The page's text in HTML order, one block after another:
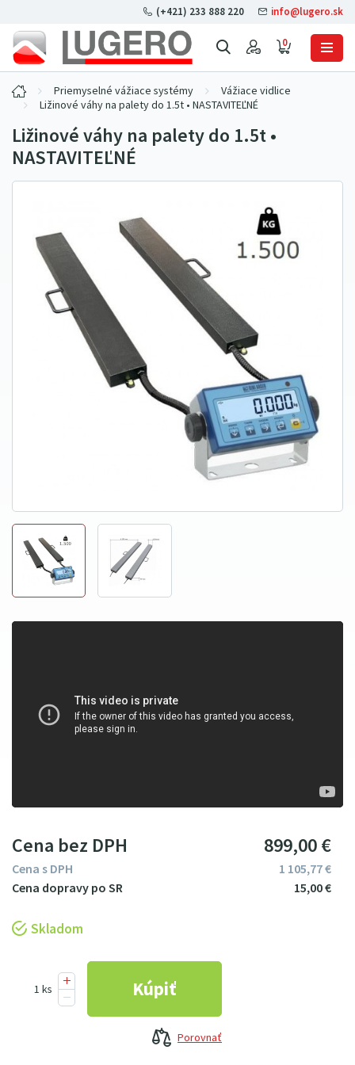
0
(+421) 233 888 220 info@lugero.sk
Priemyselné vážiace systémy
Vážiace vidlice
Ližinové váhy na palety do 1.5t • NASTAVITEĽNÉ
Ližinové váhy na palety do 1.5t •
NASTAVITEĽNÉ
Skladom
Cena bez DPH 899 00€
Cena s DPH 1 105 77€
15 00€
Porovnať